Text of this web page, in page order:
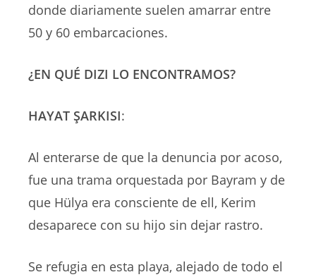
donde diariamente suelen amarrar entre
50 y 60 embarcaciones.
¿EN QUÉ DIZI LO ENCONTRAMOS?
HAYAT ŞARKISI:
Al enterarse de que la denuncia por acoso,
fue una trama orquestada por Bayram y de
que Hülya era consciente de ell, Kerim
desaparece con su hijo sin dejar rastro.
Se refugia en esta playa, alejado de todo el